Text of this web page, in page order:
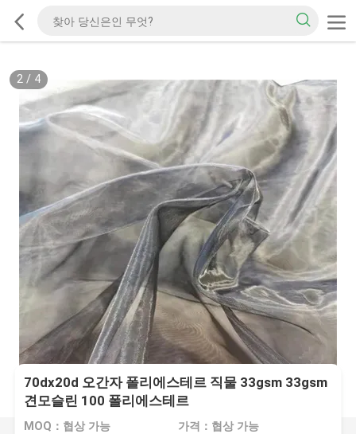
2/ 4
70dx20d 오간자 폴리에스테르 직물 33gsm 33gsm
견모슬린 100 폴리에스테르
MOQ：협상 가능 가격：협상 가능